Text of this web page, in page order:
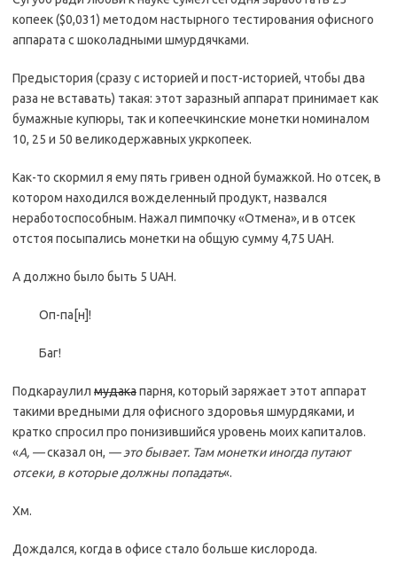
копеек ($0,031) методом настырного тестирования офисного
аппарата с шоколадными шмурдячками.
Предыстория (сразу с историей и пост-историей, чтобы два
раза не вставать) такая: этот заразный аппарат принимает как
бумажные купюры, так и копеечкинские монетки номиналом
10, 25 и 50 великодержавных укркопеек.
Как-то скормил я ему пять гривен одной бумажкой. Но отсек, в
котором находился вожделенный продукт, назвался
неработоспособным. Нажал пимпочку «Отмена», и в отсек
отстоя посыпались монетки на общую сумму 4,75 UAH.
А должно было быть 5 UAH.
Оп-па[н]!
Баг!
Подкараулил мудакапарня, который заряжает этот аппарат
такими вредными для офисного здоровья шмурдяками, и
кратко спросил про понизившийся уровень моих капиталов.
«А, —сказал он, — это бывает. Там монетки иногда путают
отсеки, в которые должны попадать«.
Хм.
Дождался, когда в офисе стало больше кислорода.